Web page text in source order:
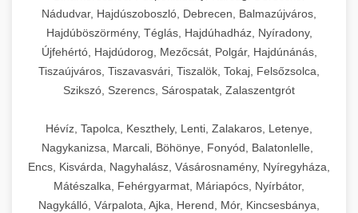
Nádudvar, Hajdúszoboszló, Debrecen, Balmazújváros,
Hajdúböszörmény, Téglás, Hajdúhadház, Nyíradony,
Újfehértó, Hajdúdorog, Mezőcsát, Polgár, Hajdúnánás,
Tiszaújváros, Tiszavasvári, Tiszalök, Tokaj, Felsőzsolca,
Szikszó, Szerencs, Sárospatak, Zalaszentgrót
Hévíz, Tapolca, Keszthely, Lenti, Zalakaros, Letenye,
Nagykanizsa, Marcali, Böhönye, Fonyód, Balatonlelle,
Encs, Kisvárda, Nagyhalász, Vásárosnamény, Nyíregyháza,
Mátészalka, Fehérgyarmat, Máriapócs, Nyírbátor,
Nagykálló, Várpalota, Ajka, Herend, Mór, Kincsesbánya,